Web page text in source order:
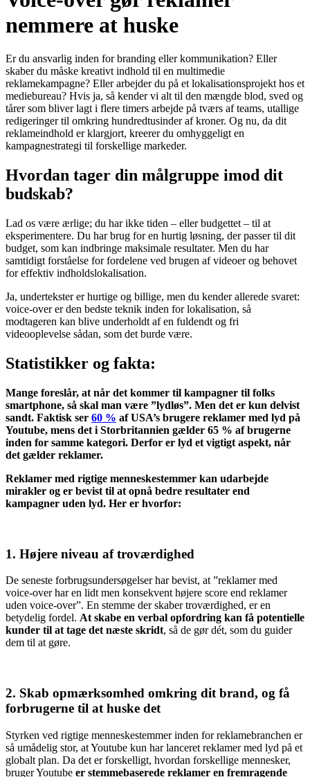
nemmere at huske
Er du ansvarlig inden for branding eller kommunikation? Eller
skaber du måske kreativt indhold til en multimedie
reklamekampagne? Eller arbejder du på et lokalisationsprojekt hos et
mediebureau? Hvis ja, så kender vi alt til den mængde blod, sved og
tårer som bliver lagt i flere timers arbejde på tværs af teams, utallige
redigeringer til omkring hundredtusinder af kroner. Og nu, da dit
reklameindhold er klargjort, kreerer du omhyggeligt en
kampagnestrategi til forskellige markeder.
Hvordan tager din målgruppe imod dit
budskab?
Lad os være ærlige; du har ikke tiden – eller budgettet – til at
eksperimentere. Du har brug for en hurtig løsning, der passer til dit
budget, som kan indbringe maksimale resultater. Men du har
samtidigt forståelse for fordelene ved brugen af videoer og behovet
for effektiv indholdslokalisation.
Ja, undertekster er hurtige og billige, men du kender allerede svaret:
voice-over er den bedste teknik inden for lokalisation, så
modtageren kan blive underholdt af en fuldendt og fri
videooplevelse sådan, som det burde være.
Statistikker og fakta:
Mange foreslår, at når det kommer til kampagner til folks
smartphone, så skal man være ”lydløs”. Men det er kun delvist
sandt. Faktisk ser 60 % af USA’s brugere reklamer med lyd på
Youtube, mens det i Storbritannien gælder 65 % af brugerne
inden for samme kategori. Derfor er lyd et vigtigt aspekt, når
det gælder reklamer.
Reklamer med rigtige menneskestemmer kan udarbejde
mirakler og er bevist til at opnå bedre resultater end
kampagner uden lyd. Her er hvorfor:
1. Højere niveau af troværdighed
De seneste forbrugsundersøgelser har bevist, at ”reklamer med
voice-over har en lidt men konsekvent højere score end reklamer
uden voice-over”. En stemme der skaber troværdighed, er en
betydelig fordel. At skabe en verbal opfordring kan få potentielle
kunder til at tage det næste skridt, så de gør dét, som du guider
dem til at gøre.
2. Skab opmærksomhed omkring dit brand, og få
forbrugerne til at huske det
Styrken ved rigtige menneskestemmer inden for reklamebranchen er
så umådelig stor, at Youtube kun har lanceret reklamer med lyd på et
globalt plan. Da det er forskelligt, hvordan forskellige mennesker,
bruger Youtube er stemmebaserede reklamer en fremragende